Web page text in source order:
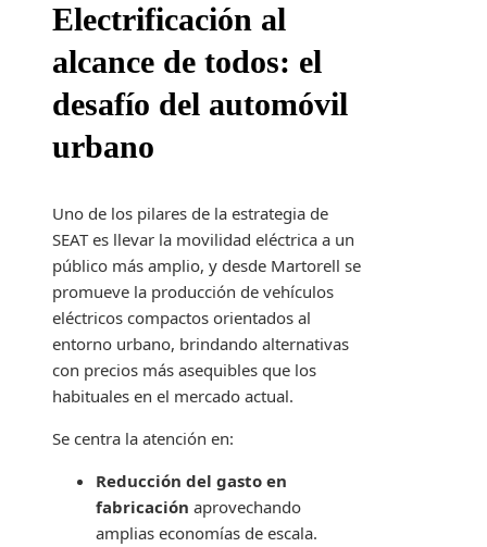
Electrificación al
alcance de todos: el
desafío del automóvil
urbano
Uno de los pilares de la estrategia de
SEAT es llevar la movilidad eléctrica a un
público más amplio, y desde Martorell se
promueve la producción de vehículos
eléctricos compactos orientados al
entorno urbano, brindando alternativas
con precios más asequibles que los
habituales en el mercado actual.
Se centra la atención en:
Reducción del gasto en
fabricación aprovechando
amplias economías de escala.